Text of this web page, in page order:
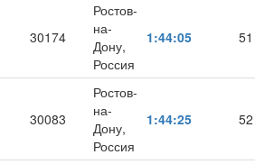
30174
Ростов-
на-
Дону,
Россия
1:44:05 51
30083
Ростов-
на-
Дону,
Россия
1:44:25 52